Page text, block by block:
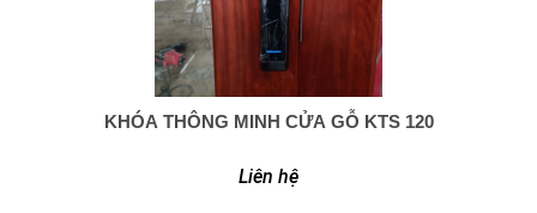
0938 414 005
KHÓA THÔNG MINH CỬA GỖ KTS 120
Liên hệ